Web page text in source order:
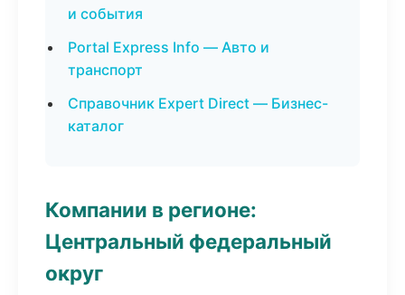
и события
Portal Express Info — Авто и
транспорт
Справочник Expert Direct — Бизнес-
каталог
Компании в регионе:
Центральный федеральный
округ